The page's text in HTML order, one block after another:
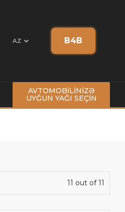
AZ B4B
AVTOMOBİLİNİZƏ
UYĞUN YAĞI SEÇİN
11 out of 11